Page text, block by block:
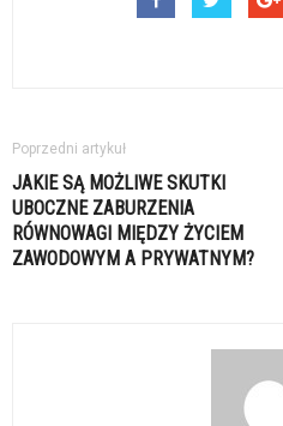
Poprzedni artykuł
JAKIE SĄ MOŻLIWE SKUTKI
UBOCZNE ZABURZENIA
RÓWNOWAGI MIĘDZY ŻYCIEM
ZAWODOWYM A PRYWATNYM?